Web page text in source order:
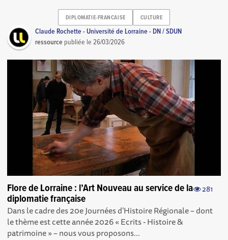
DIPLOMATIE-FRANCAISE CULTURE
Claude Rochette - Université de Lorraine - DN / SDUN
ressource publiée le26/03/2026
281
Flore de Lorraine : l’Art Nouveau au service de la
diplomatie française
Dans le cadre des 20e Journées d’Histoire Régionale – dont
le thème est cette année 2026 « Ecrits - Histoire &
patrimoine » – nous vous proposons...